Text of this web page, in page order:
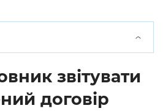
звітувати
договір